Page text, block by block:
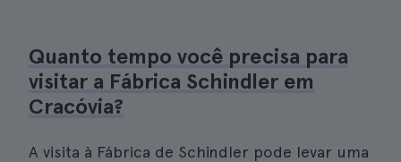
Quanto tempo você precisa para
visitar a Fábrica Schindler em
Cracóvia?
A visita à Fábrica de Schindler pode levar uma